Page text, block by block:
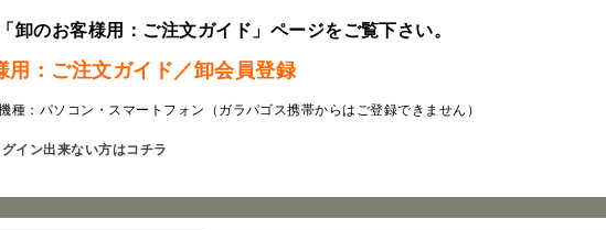
卸のお客様用：ご注文ガイド」ページをご覧下さい。
用：ご注文ガイド／卸会員登録
種：パソコン・スマートフォン（ガラパゴス携帯からはご登録できません）
イン出来ない方はコチラ